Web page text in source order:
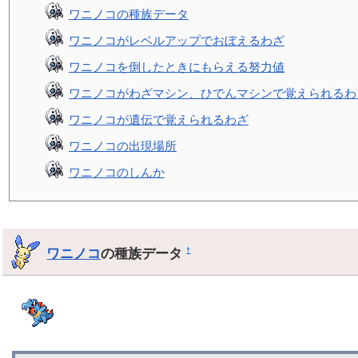
ワニノコの種族データ
ワニノコがレベルアップでおぼえるわざ
ワニノコを倒したときにもらえる努力値
ワニノコがわざマシン、ひでんマシンで覚えられる
ワニノコが遺伝で覚えられるわざ
ワニノコの出現場所
ワニノコのしんか
ワニノコの種族データ†